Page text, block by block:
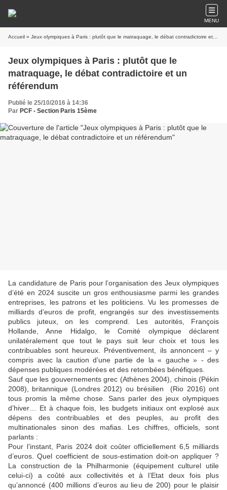
MENU
Accueil » Jeux olympiques à Paris : plutôt que le matraquage, le débat contradictoire et un référendum
Jeux olympiques à Paris : plutôt que le
matraquage, le débat contradictoire et un
référendum
Publié le 25/10/2016 à 14:36
Par PCF - Section Paris 15ème
La candidature de Paris pour l’organisation des Jeux olympiques
d’été en 2024 suscite un gros enthousiasme parmi les grandes
entreprises, les patrons et les politiciens. Vu les promesses de
milliards d’euros de profit, engrangés sur des investissements
publics juteux, on les comprend. Les autorités, François
Hollande, Anne Hidalgo, le Comité olympique déclarent
unilatéralement que tout le pays suit leur choix et tous les
contribuables sont heureux. Préventivement, ils annoncent – y
compris avec la caution d’une partie de la « gauche » - des
dépenses publiques modérées et des retombées bénéfiques.
Sauf que les gouvernements grec (Athènes 2004), chinois (Pékin
2008), britannique (Londres 2012) ou brésilien (Rio 2016) ont
tous promis la même chose. Sans parler des jeux olympiques
d’hiver… Et à chaque fois, les budgets initiaux ont explosé aux
dépens des contribuables et des peuples, au profit des
multinationales sinon des mafias. Les chiffres, officiels, sont
parlants :
Pour l’instant, Paris 2024 doit coûter officiellement 6,5 milliards
d’euros. Quel coefficient de sous-estimation doit-on appliquer ?
La construction de la Philharmonie (équipement culturel utile
celui-ci) a coûté aux collectivités et à l’Etat deux fois plus
qu’annoncé (400 millions d’euros au lieu de 200) pour le plaisir